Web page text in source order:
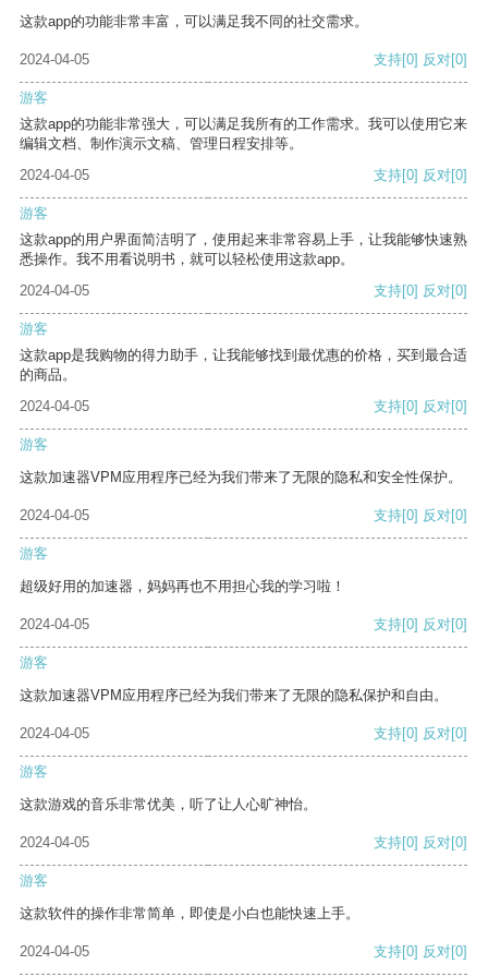
这款app的功能非常丰富，可以满足我不同的社交需求。
2024-04-05 支持[0] 反对[0]
游客
这款app的功能非常强大，可以满足我所有的工作需求。我可以使用它来
编辑文档、制作演示文稿、管理日程安排等。
2024-04-05
支持[0] 反对[0]
游客
这款app的用户界面简洁明了，使用起来非常容易上手，让我能够快速熟
悉操作。我不用看说明书，就可以轻松使用这款app。
2024-04-05
支持[0] 反对[0]
游客
这款app是我购物的得力助手，让我能够找到最优惠的价格，买到最合适
的商品。
2024-04-05
支持[0] 反对[0]
游客
这款加速器VPM应用程序已经为我们带来了无限的隐私和安全性保护。
2024-04-05 支持[0] 反对[0]
游客
超级好用的加速器，妈妈再也不用担心我的学习啦！
2024-04-05 支持[0] 反对[0]
游客
这款加速器VPM应用程序已经为我们带来了无限的隐私保护和自由。
2024-04-05 支持[0] 反对[0]
游客
这款游戏的音乐非常优美，听了让人心旷神怡。
2024-04-05 支持[0] 反对[0]
游客
这款软件的操作非常简单，即使是小白也能快速上手。
2024-04-05 支持[0] 反对[0]